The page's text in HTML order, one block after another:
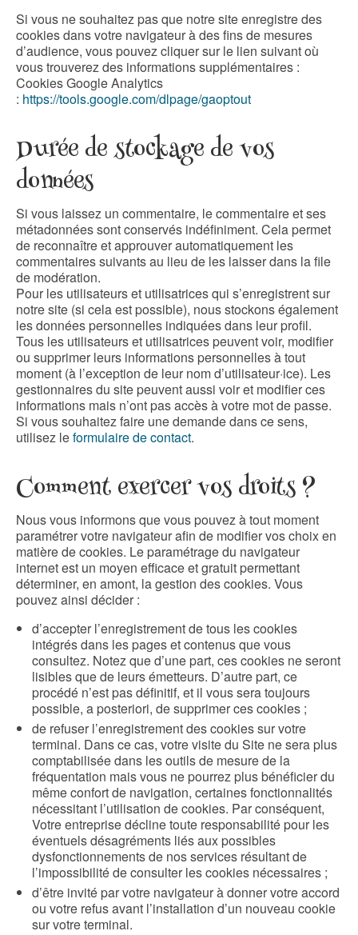
Si vous ne souhaitez pas que notre site enregistre des
cookies dans votre navigateur à des fins de mesures
d’audience, vous pouvez cliquer sur le lien suivant où
vous trouverez des informations supplémentaires :
Cookies Google Analytics
: https://tools.google.com/dlpage/gaoptout
Durée de stockage de vos
données
Si vous laissez un commentaire, le commentaire et ses
métadonnées sont conservés indéfiniment. Cela permet
de reconnaître et approuver automatiquement les
commentaires suivants au lieu de les laisser dans la file
de modération.
Pour les utilisateurs et utilisatrices qui s’enregistrent sur
notre site (si cela est possible), nous stockons également
les données personnelles indiquées dans leur profil.
Tous les utilisateurs et utilisatrices peuvent voir, modifier
ou supprimer leurs informations personnelles à tout
moment (à l’exception de leur nom d’utilisateur·ice). Les
gestionnaires du site peuvent aussi voir et modifier ces
informations mais n’ont pas accès à votre mot de passe.
Si vous souhaitez faire une demande dans ce sens,
utilisez leformulaire de contact.
Comment exercer vos droits ?
Nous vous informons que vous pouvez à tout moment
paramétrer votre navigateur afin de modifier vos choix en
matière de cookies. Le paramétrage du navigateur
internet est un moyen efficace et gratuit permettant
déterminer, en amont, la gestion des cookies. Vous
pouvez ainsi décider :
d’accepter l’enregistrement de tous les cookies
intégrés dans les pages et contenus que vous
consultez. Notez que d’une part, ces cookies ne seront
lisibles que de leurs émetteurs. D’autre part, ce
procédé n’est pas définitif, et il vous sera toujours
possible, a posteriori, de supprimer ces cookies ;
de refuser l’enregistrement des cookies sur votre
terminal. Dans ce cas, votre visite du Site ne sera plus
comptabilisée dans les outils de mesure de la
fréquentation mais vous ne pourrez plus bénéficier du
même confort de navigation, certaines fonctionnalités
nécessitant l’utilisation de cookies. Par conséquent,
Votre entreprise décline toute responsabilité pour les
éventuels désagréments liés aux possibles
dysfonctionnements de nos services résultant de
l’impossibilité de consulter les cookies nécessaires ;
d’être invité par votre navigateur à donner votre accord
ou votre refus avant l’installation d’un nouveau cookie
sur votre terminal.